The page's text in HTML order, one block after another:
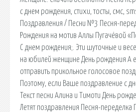
с днем рождения, стихи, тосты, смс,
Поздравления / Песни №3 Песня-
Рождения на мотив Аллы Пугачёвой
С днем рождения;. Эти шуточные и
на юбилей женщине День рождения А
отправить прикольное голосовое
Поэтому, если Ваше поздравление с
Текст песни Алина и Тимоти День
Летят поздравления Песня-переделка